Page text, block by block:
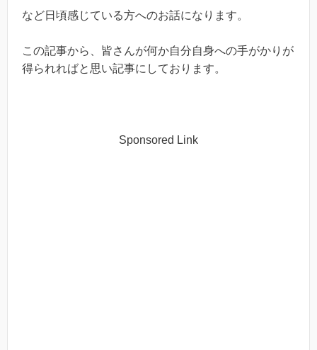
など日頃感じている方へのお話になります。
この記事から、皆さんが何か自分自身への手がかりが
得られればと思い記事にしております。
Sponsored Link